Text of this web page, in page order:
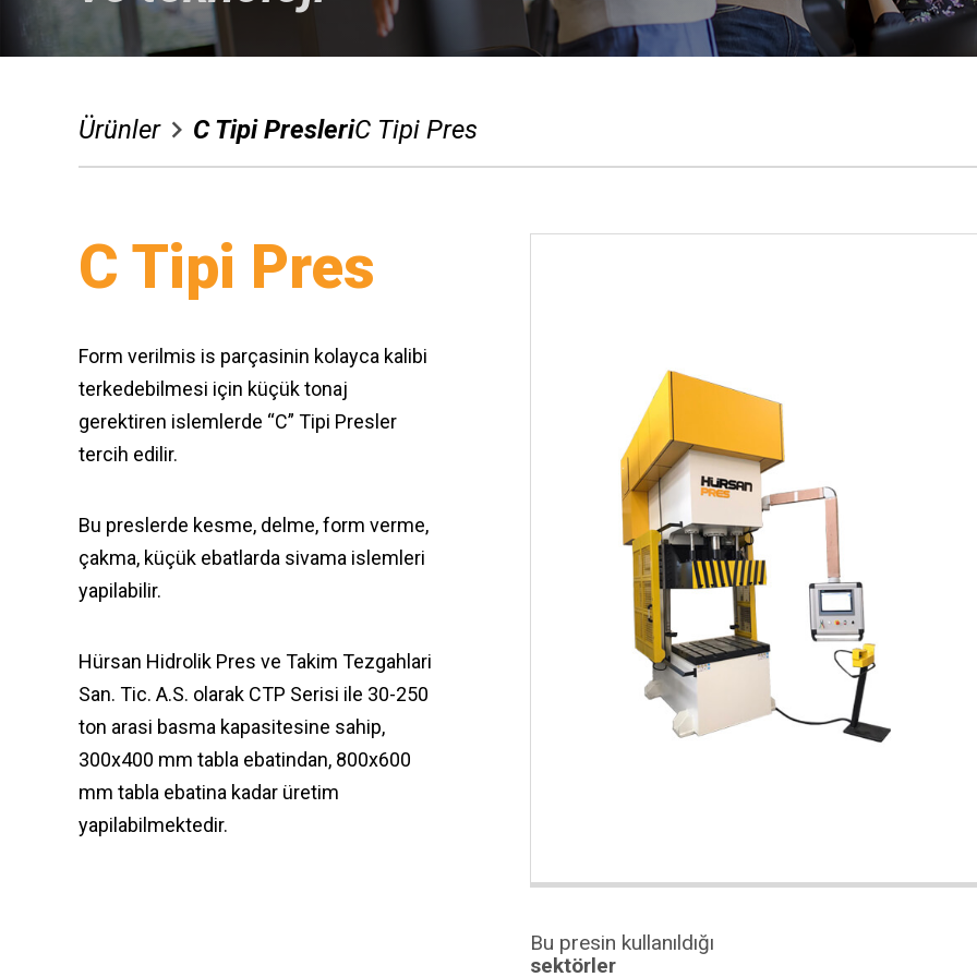
Satış Sonrası
Kauçuk Lastik Pişirme Presleri
Tablalı Atölye Presleri
Trim Presler
Bizimle İletişime Geçin Whatsapp
Ürünler C Tipi PresleriC Tipi Pres
C Tipi Pres
Form verilmis is parçasinin kolayca kalibi
terkedebilmesi için küçük tonaj
gerektiren islemlerde “C” Tipi Presler
tercih edilir.
Bu preslerde kesme, delme, form verme,
çakma, küçük ebatlarda sivama islemleri
yapilabilir.
Hürsan Hidrolik Pres ve Takim Tezgahlari
San. Tic. A.S. olarak CTP Serisi ile 30-250
ton arasi basma kapasitesine sahip,
300x400 mm tabla ebatindan, 800x600
mm tabla ebatina kadar üretim
yapilabilmektedir.
Bu presin kullanıldığı
sektörler
Nitelikli ve uzman
çalışma kadromuz